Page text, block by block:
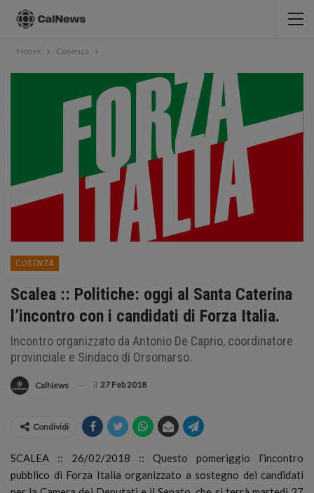
Home Cosenza
COSENZA
Scalea :: Politiche: oggi al Santa Caterina
l’incontro con i candidati di Forza Italia.
Incontro organizzato da Antonio De Caprio, coordinatore
provinciale e Sindaco di Orsomarso.
CalNews il 27 Feb 2018
Condividi
SCALEA :: 26/02/2018 :: Questo pomeriggio l’incontro
pubblico di Forza Italia organizzato a sostegno dei candidati